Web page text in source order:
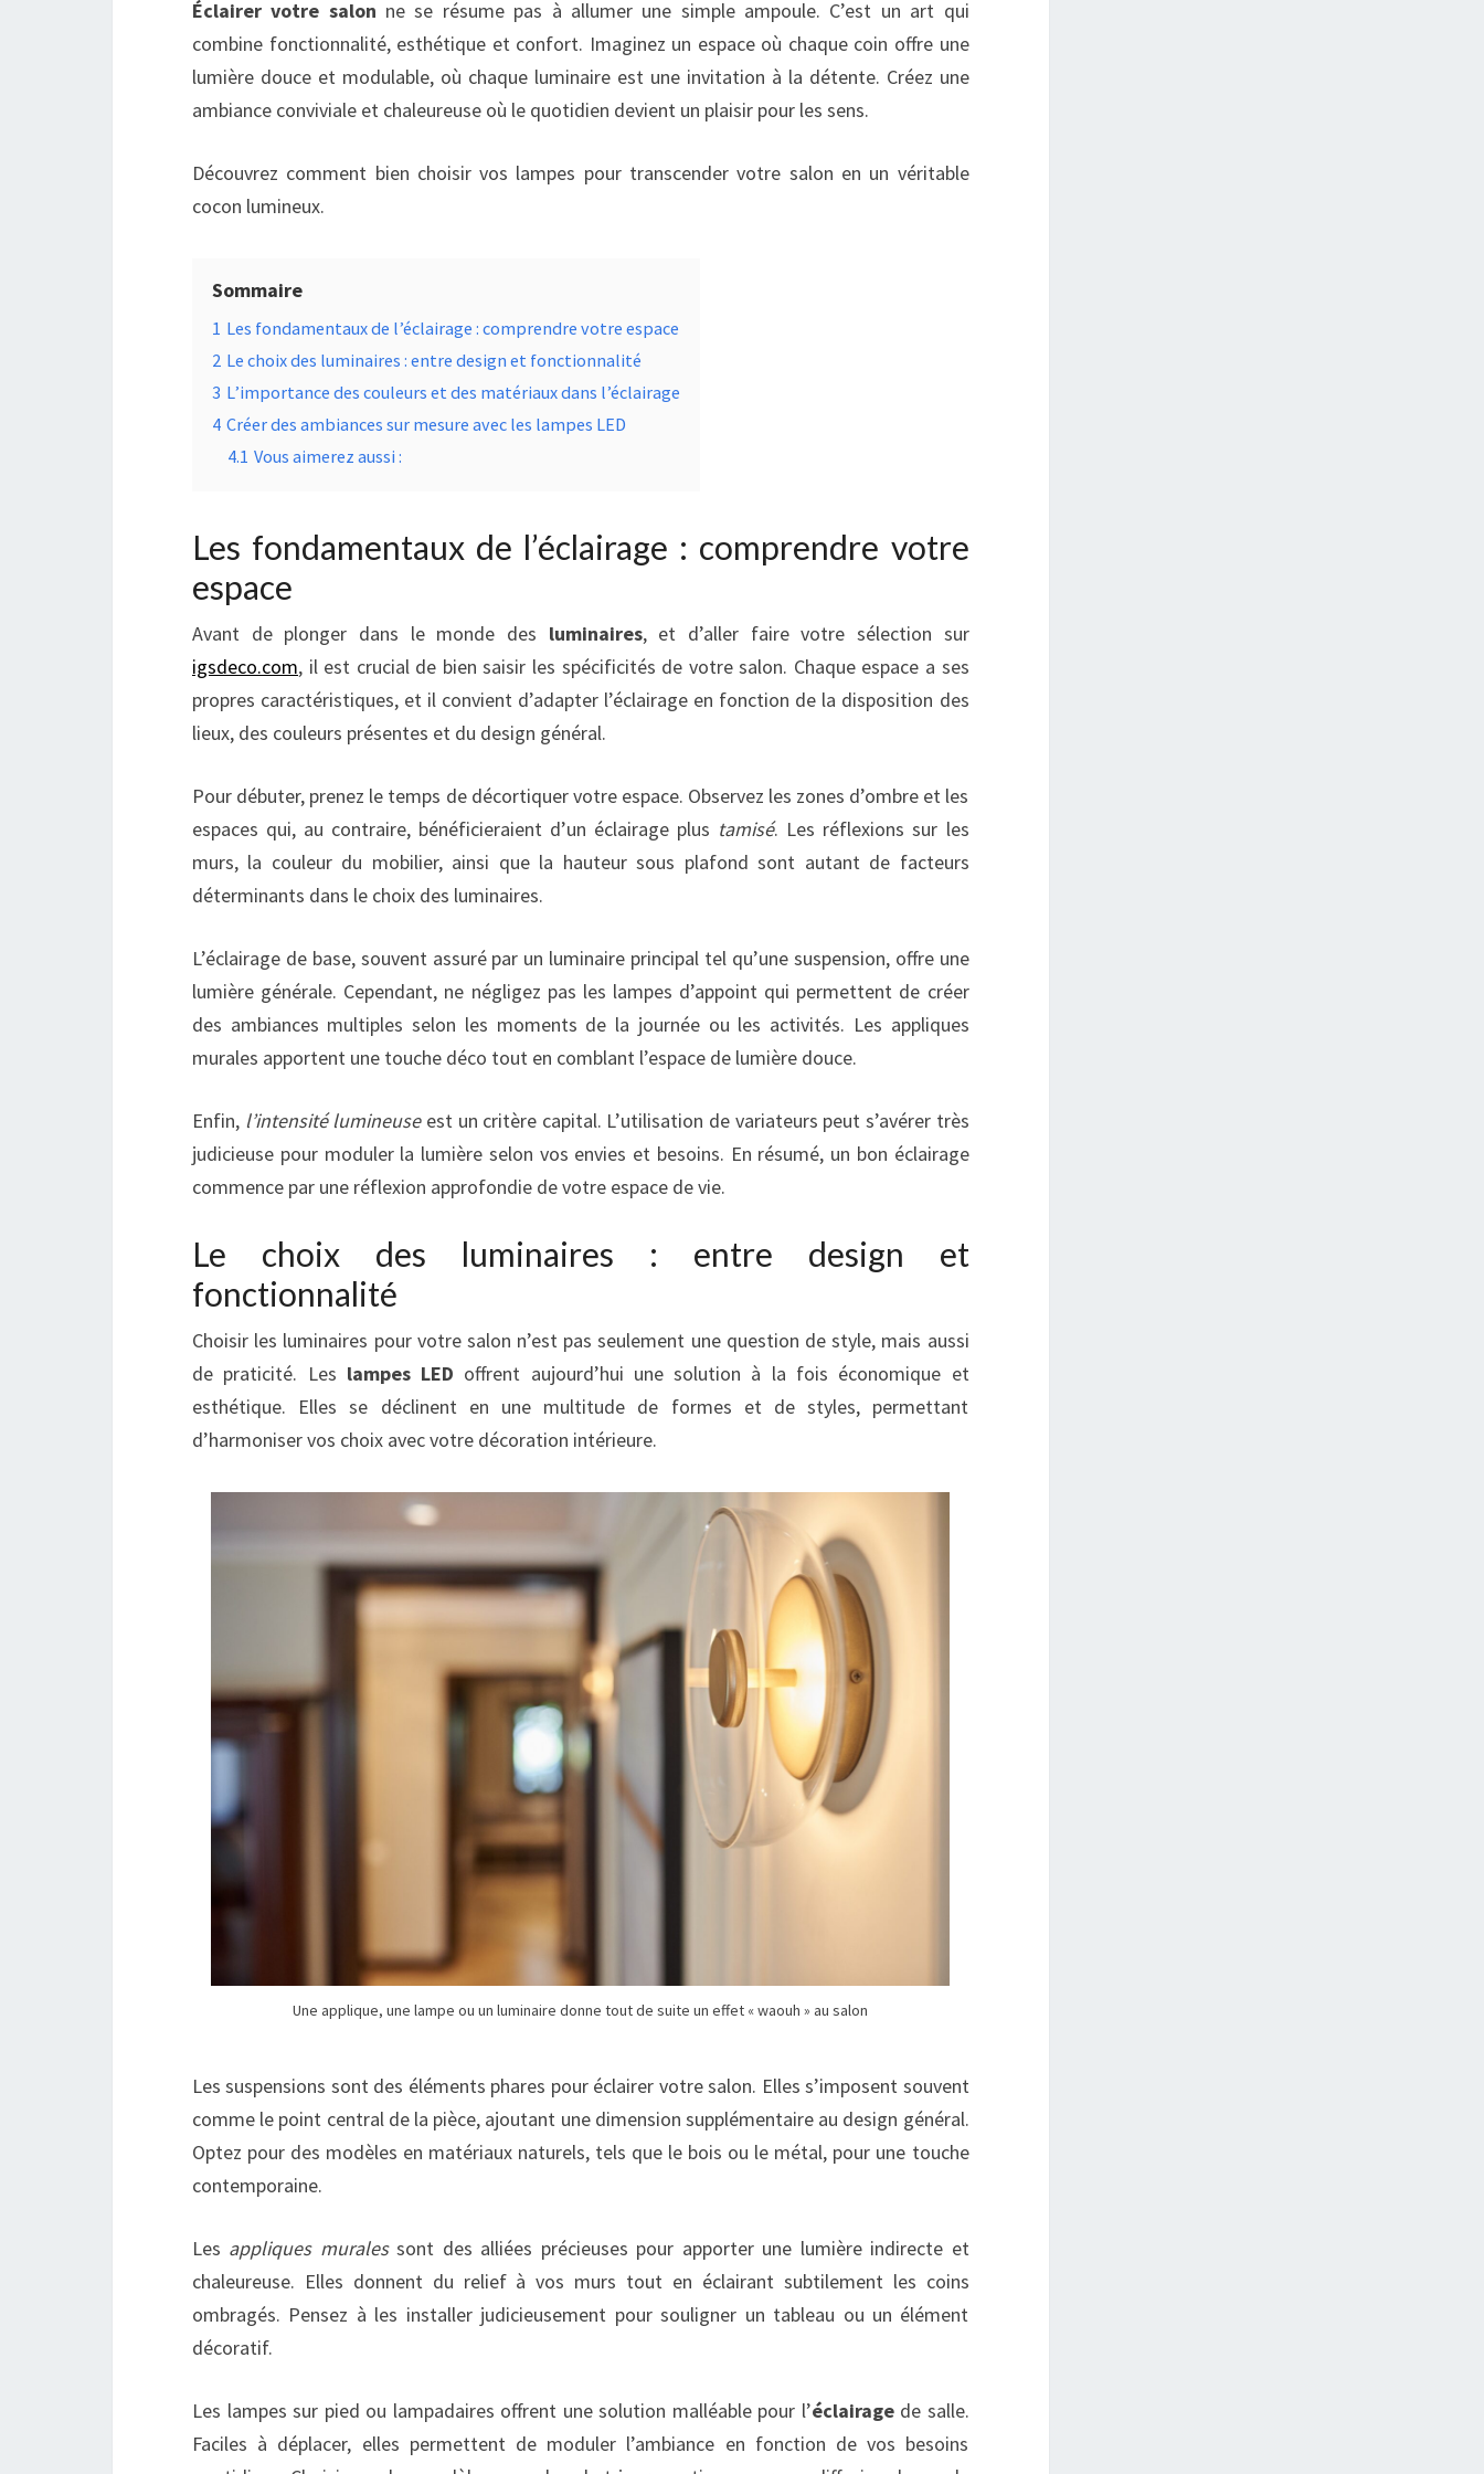
Éclairer votre salon ne se résume pas à allumer une simple ampoule. C’est un art qui
combine fonctionnalité, esthétique et confort. Imaginez un espace où chaque coin offre une
lumière douce et modulable, où chaque luminaire est une invitation à la détente. Créez une
ambiance conviviale et chaleureuse où le quotidien devient un plaisir pour les sens.
Découvrez comment bien choisir vos lampes pour transcender votre salon en un véritable
cocon lumineux.
Sommaire
1 Les fondamentaux de l’éclairage : comprendre votre espace
2 Le choix des luminaires : entre design et fonctionnalité
3 L’importance des couleurs et des matériaux dans l’éclairage
4 Créer des ambiances sur mesure avec les lampes LED
4.1 Vous aimerez aussi :
Les fondamentaux de l’éclairage : comprendre votre
espace
Avant de plonger dans le monde des luminaires, et d’aller faire votre sélection sur
igsdeco.com, il est crucial de bien saisir les spécificités de votre salon. Chaque espace a ses
propres caractéristiques, et il convient d’adapter l’éclairage en fonction de la disposition des
lieux, des couleurs présentes et du design général.
Pour débuter, prenez le temps de décortiquer votre espace. Observez les zones d’ombre et les
espaces qui, au contraire, bénéficieraient d’un éclairage plus tamisé. Les réflexions sur les
murs, la couleur du mobilier, ainsi que la hauteur sous plafond sont autant de facteurs
déterminants dans le choix des luminaires.
L’éclairage de base, souvent assuré par un luminaire principal tel qu’une suspension, offre une
lumière générale. Cependant, ne négligez pas les lampes d’appoint qui permettent de créer
des ambiances multiples selon les moments de la journée ou les activités. Les appliques
murales apportent une touche déco tout en comblant l’espace de lumière douce.
Enfin, l’intensité lumineuseest un critère capital. L’utilisation de variateurs peut s’avérer très
judicieuse pour moduler la lumière selon vos envies et besoins. En résumé, un bon éclairage
commence par une réflexion approfondie de votre espace de vie.
Le choix des luminaires : entre design et
fonctionnalité
Choisir les luminaires pour votre salon n’est pas seulement une question de style, mais aussi
de praticité. Les lampes LED offrent aujourd’hui une solution à la fois économique et
esthétique. Elles se déclinent en une multitude de formes et de styles, permettant
d’harmoniser vos choix avec votre décoration intérieure.
Une applique, une lampe ou un luminaire donne tout de suite un effet « waouh » au salon
Les suspensions sont des éléments phares pour éclairer votre salon. Elles s’imposent souvent
comme le point central de la pièce, ajoutant une dimension supplémentaire au design général.
Optez pour des modèles en matériaux naturels, tels que le bois ou le métal, pour une touche
contemporaine.
Les appliques muralessont des alliées précieuses pour apporter une lumière indirecte et
chaleureuse. Elles donnent du relief à vos murs tout en éclairant subtilement les coins
ombragés. Pensez à les installer judicieusement pour souligner un tableau ou un élément
décoratif.
Les lampes sur pied ou lampadaires offrent une solution malléable pour l’éclairage de salle.
Faciles à déplacer, elles permettent de moduler l’ambiance en fonction de vos besoins